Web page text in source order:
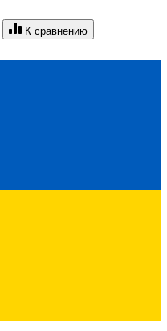
К сравнению